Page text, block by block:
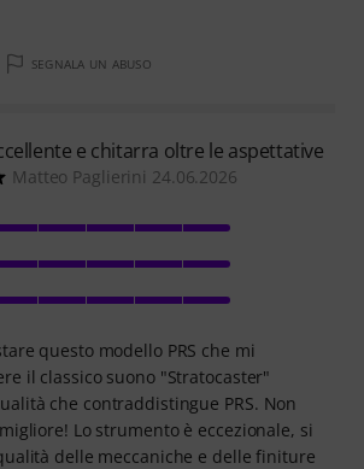
SEGNALA UN ABUSO
e chitarra oltre le aspettative
Matteo Paglierini 24.06.2026
questo modello PRS che mi
il classico suono "Stratocaster"
che contraddistingue PRS. Non
Lo strumento è eccezionale, si
delle meccaniche e delle finiture